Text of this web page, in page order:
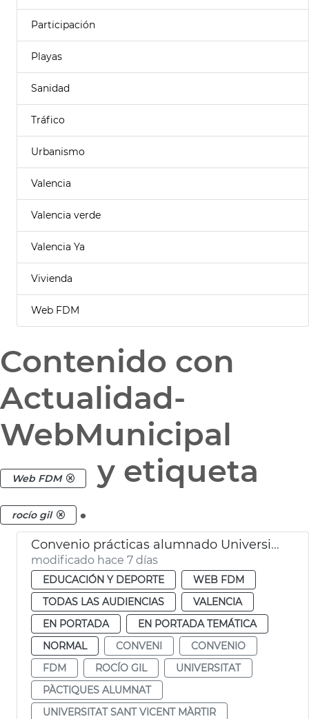
Participación
Playas
Sanidad
Tráfico
Urbanismo
Valencia
Valencia verde
Valencia Ya
Vivienda
Web FDM
Contenido con
Actualidad-
WebMunicipal
Web FDM y etiqueta
rocío gil .
Convenio prácticas alumnado Universidad Católica FDM València
modificado hace 7 días
EDUCACIÓN Y DEPORTE
WEB FDM
TODAS LAS AUDIENCIAS
VALENCIA
EN PORTADA
EN PORTADA TEMÁTICA
NORMAL
CONVENI
CONVENIO
FDM
ROCÍO GIL
UNIVERSITAT
PÀCTIQUES ALUMNAT
UNIVERSITAT SANT VICENT MÀRTIR